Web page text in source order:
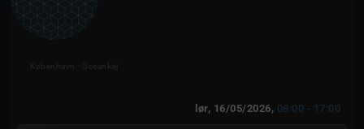
København - Oceankaj
lør, 16/05/2026, 08:00 - 17:00